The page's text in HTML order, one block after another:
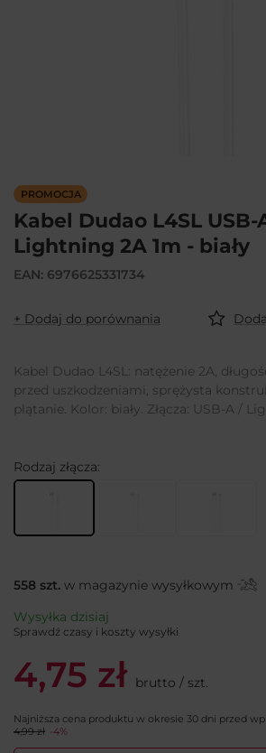
PROMOCJA
Kabel Dudao L4SL USB-
Lightning 2A 1m - biały
EAN: 6976625331734
+ Dodaj do porównania
Kabel Dudao L4SL: natężenie 2A,
przed uszkodzeniami, sprężysta
plątanie. Kolor: biały. Złącza: USB-A /
Rodzaj złącza
558 szt. w magazynie wysyłkowym
Wysyłka dzisiaj
Sprawdź czasy i koszty wysyłki
4,75 zł brutto / szt.
Najniższa cena produktu w okresie 30 dni przed
4,99 zł
-4%